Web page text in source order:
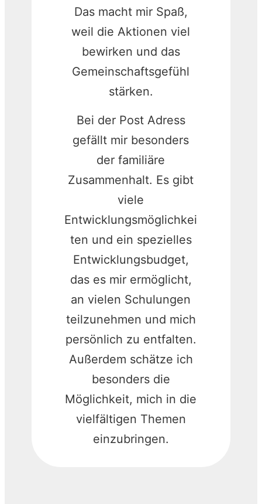
Das macht mir Spaß,
weil die Aktionen viel
bewirken und das
Gemeinschaftsgefühl
stärken.
Bei der Post Adress
gefällt mir besonders
der familiäre
Zusammenhalt. Es gibt
viele
Entwicklungsmöglichkei
ten und ein spezielles
Entwicklungsbudget,
das es mir ermöglicht,
an vielen Schulungen
teilzunehmen und mich
persönlich zu entfalten.
Außerdem schätze ich
besonders die
Möglichkeit, mich in die
vielfältigen Themen
einzubringen.